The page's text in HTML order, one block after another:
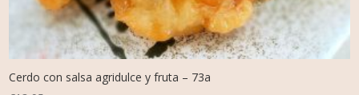
Cerdo con salsa agridulce y fruta – 73a